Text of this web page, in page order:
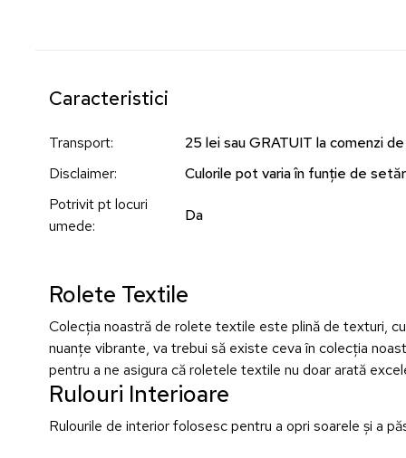
Caracteristici
Transport:
25 lei sau GRATUIT la comenzi
Disclaimer:
Culorile pot varia în funție de
Potrivit pt locuri
umede:
Da
Rolete Textile
Colecția noastră de rolete textile este plină de texturi,
nuanțe vibrante, va trebui să existe ceva în colecția
pentru a ne asigura că roletele textile nu doar arată
Rulouri Interioare
Rulourile de interior folosesc pentru a opri soarele și a